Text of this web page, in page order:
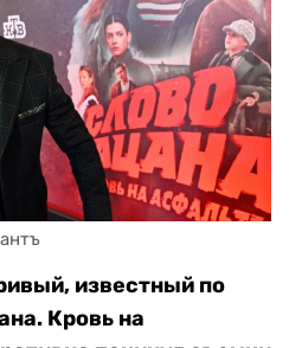
известный по
Кровь на